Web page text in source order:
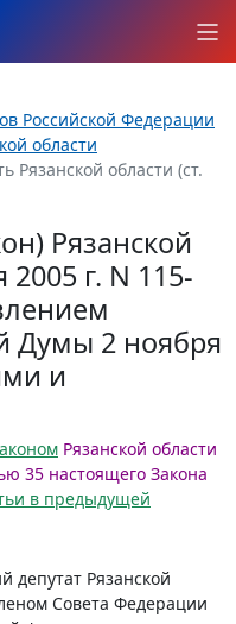
Российской Федерации
области
Рязанской области (ст.
Рязанской
г. N 115-
Думы 2 ноября
и
Рязанской области
35 настоящего Закона
в предыдущей
депутат Рязанской
Совета Федерации